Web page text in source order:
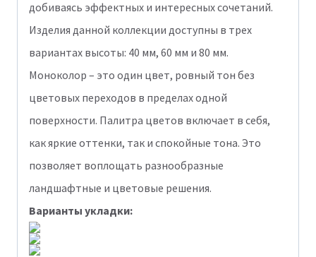
добиваясь эффектных и интересных сочетаний.
Изделия данной коллекции доступны в трех
вариантах высоты: 40 мм, 60 мм и 80 мм.
Моноколор – это один цвет, ровный тон без
цветовых переходов в пределах одной
поверхности. Палитра цветов включает в себя,
как яркие оттенки, так и спокойные тона. Это
позволяет воплощать разнообразные
ландшафтные и цветовые решения.
Варианты укладки: